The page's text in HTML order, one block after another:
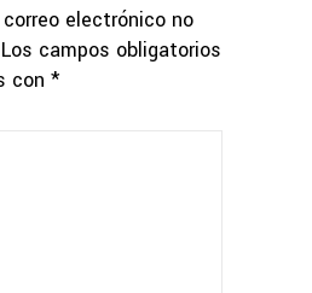
electrónico no
Los campos obligatorios
con *